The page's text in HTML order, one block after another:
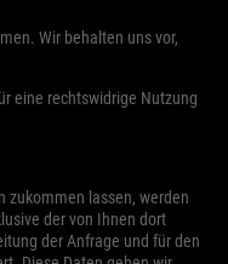
Wir behalten uns vor,
eine rechtswidrige Nutzung
zukommen lassen, werden
der von Ihnen dort
der Anfrage und für den